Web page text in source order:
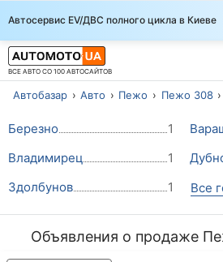
Автосервис EV/ДВС полного цикла в Киеве
ВСЕ АВТО СО 100 АВТОСАЙТОВ
Автобазар Авто Пежо Пежо 308
Березно 1
Владимирец
1
Здолбунов
1 Все
Объявления о продаже